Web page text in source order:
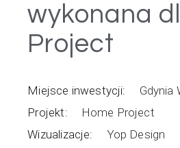
wykonana
Project
Miejsce inwestycji:
Gdynia
Projekt:
Home Project
Wizualizacje:
Yop Design